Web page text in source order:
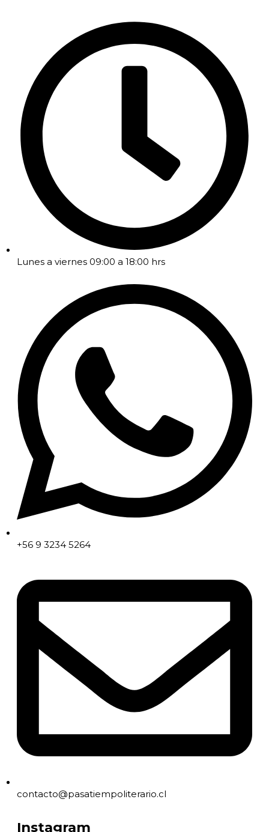
Lunes a viernes 09:00 a 18:00 hrs
+56 9 3234 5264
contacto@pasatiempoliterario.cl
Instagram